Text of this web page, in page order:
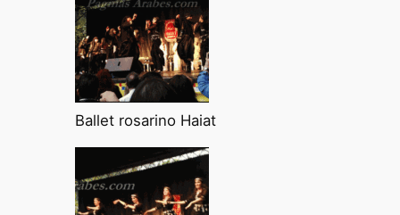
Ballet rosarino Haiat